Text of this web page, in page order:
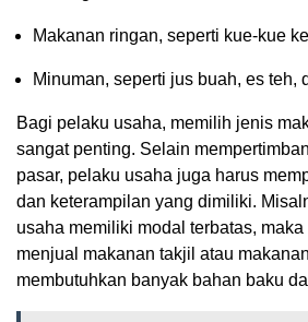
Makanan ringan, seperti kue-kue
Minuman, seperti jus buah, es teh,
Bagi pelaku usaha, memilih jenis
sangat penting. Selain
pasar, pelaku usaha juga harus
dan keterampilan yang dimiliki.
usaha memiliki modal terbatas,
menjual makanan takjil atau
membutuhkan banyak bahan baku